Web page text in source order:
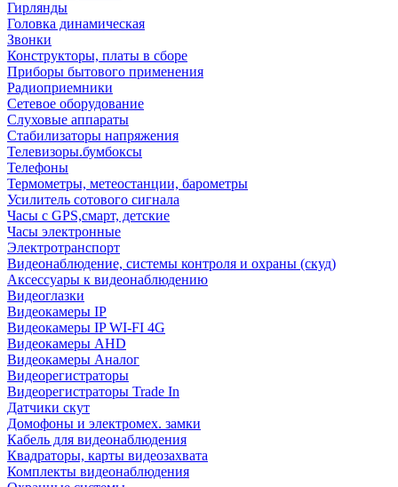
Гирлянды
Головка динамическая
Звонки
Конструкторы, платы в сборе
Приборы бытового применения
Радиоприемники
Сетевое оборудование
Слуховые аппараты
Стабилизаторы напряжения
Телевизоры.бумбоксы
Телефоны
Термометры, метеостанции, барометры
Усилитель сотового сигнала
Часы с GPS,смарт, детские
Часы электронные
Электротранспорт
Видеонаблюдение, системы контроля и охраны (скуд)
Аксессуары к видеонаблюдению
Видеоглазки
Видеокамеры IP
Видеокамеры IP WI-FI 4G
Видеокамеры AHD
Видеокамеры Аналог
Видеорегистраторы
Видеорегистраторы Trade In
Датчики скут
Домофоны и электромех. замки
Кабель для видеонаблюдения
Квадраторы, карты видеозахвата
Комплекты видеонаблюдения